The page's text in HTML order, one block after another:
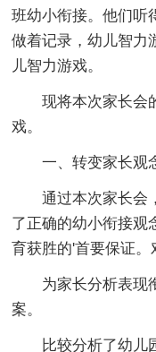
班幼小衔接。他们听
做着记录，幼儿智力
儿智力游戏。
现将本次家长会的
戏。
一、转变家长观
通过本次家长会，
了正确的幼小衔接观
育获胜的'首要保证。
为家长分析表现衔
案。
比较分析了幼儿园